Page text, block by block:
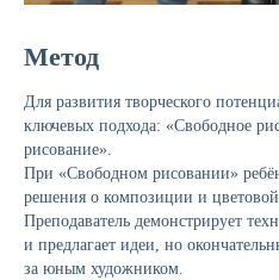
Метод
Для развития творческого
ключевых подхода: «Свободное
рисование».
При «Свободном рисовании»
решения о композиции и
Преподаватель демонстрирует
и предлагает идеи, но
за юным художником.